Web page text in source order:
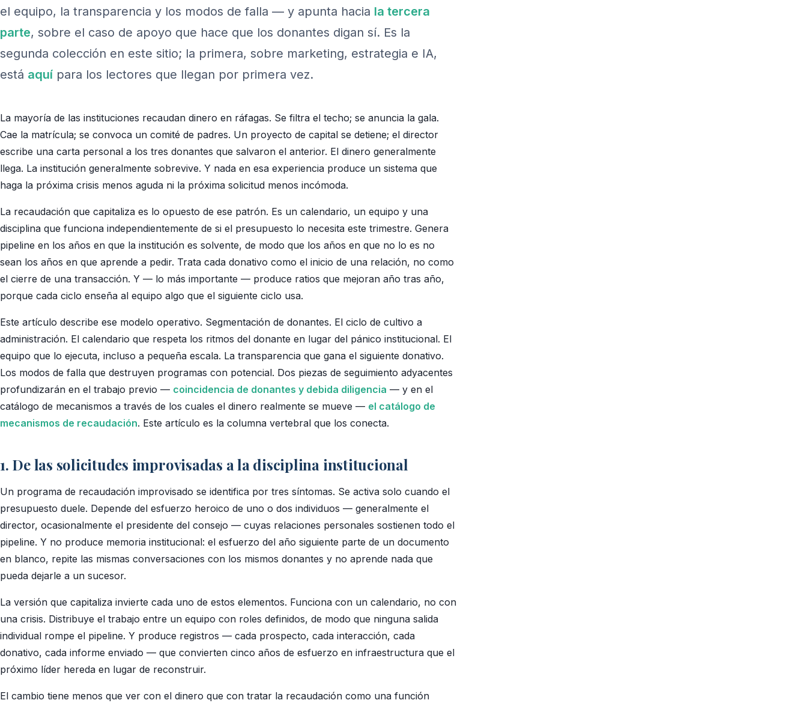
el equipo, la transparencia y los modos de falla — y apunta hacia la tercera
parte, sobre el caso de apoyo que hace que los donantes digan sí. Es la
segunda colección en este sitio; la primera, sobre marketing, estrategia e IA,
está aquí para los lectores que llegan por primera vez.
La mayoría de las instituciones recaudan dinero en ráfagas. Se filtra el techo; se anuncia la gala.
Cae la matrícula; se convoca un comité de padres. Un proyecto de capital se detiene; el director
escribe una carta personal a los tres donantes que salvaron el anterior. El dinero generalmente
llega. La institución generalmente sobrevive. Y nada en esa experiencia produce un sistema que
haga la próxima crisis menos aguda ni la próxima solicitud menos incómoda.
La recaudación que capitaliza es lo opuesto de ese patrón. Es un calendario, un equipo y una
disciplina que funciona independientemente de si el presupuesto lo necesita este trimestre. Genera
pipeline en los años en que la institución es solvente, de modo que los años en que no lo es no
sean los años en que aprende a pedir. Trata cada donativo como el inicio de una relación, no como
el cierre de una transacción. Y — lo más importante — produce ratios que mejoran año tras año,
porque cada ciclo enseña al equipo algo que el siguiente ciclo usa.
Este artículo describe ese modelo operativo. Segmentación de donantes. El ciclo de cultivo a
administración. El calendario que respeta los ritmos del donante en lugar del pánico institucional. El
equipo que lo ejecuta, incluso a pequeña escala. La transparencia que gana el siguiente donativo.
Los modos de falla que destruyen programas con potencial. Dos piezas de seguimiento adyacentes
profundizarán en el trabajo previo — coincidencia de donantes y debida diligencia — y en el
catálogo de mecanismos a través de los cuales el dinero realmente se mueve — el catálogo de
mecanismos de recaudación. Este artículo es la columna vertebral que los conecta.
1. De las solicitudes improvisadas a la disciplina institucional
Un programa de recaudación improvisado se identifica por tres síntomas. Se activa solo cuando el
presupuesto duele. Depende del esfuerzo heroico de uno o dos individuos — generalmente el
director, ocasionalmente el presidente del consejo — cuyas relaciones personales sostienen todo el
pipeline. Y no produce memoria institucional: el esfuerzo del año siguiente parte de un documento
en blanco, repite las mismas conversaciones con los mismos donantes y no aprende nada que
pueda dejarle a un sucesor.
La versión que capitaliza invierte cada uno de estos elementos. Funciona con un calendario, no con
una crisis. Distribuye el trabajo entre un equipo con roles definidos, de modo que ninguna salida
individual rompe el pipeline. Y produce registros — cada prospecto, cada interacción, cada
donativo, cada informe enviado — que convierten cinco años de esfuerzo en infraestructura que el
próximo líder hereda en lugar de reconstruir.
El cambio tiene menos que ver con el dinero que con tratar la recaudación como una función